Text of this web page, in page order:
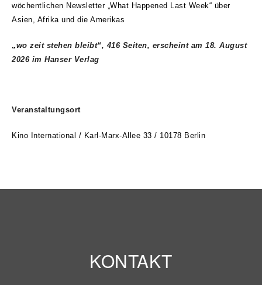
wöchentlichen Newsletter „What Happened Last Week“ über
Asien, Afrika und die Amerikas
„wo zeit stehen bleibt“, 416 Seiten, erscheint am 18. August
2026 im Hanser Verlag
Veranstaltungsort
Kino International / Karl-Marx-Allee 33 / 10178 Berlin
KONTAKT